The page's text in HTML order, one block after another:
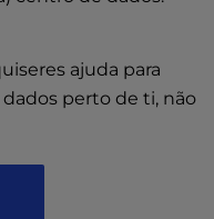
ajuda para
perto de ti, não